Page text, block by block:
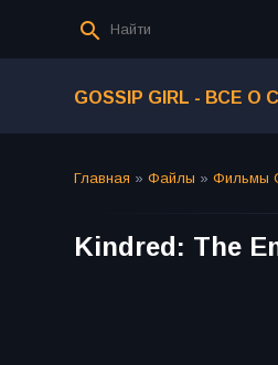
GOSSIP GIRL - ВСЕ
Главная » Файлы » Фильмы
Kindred: The